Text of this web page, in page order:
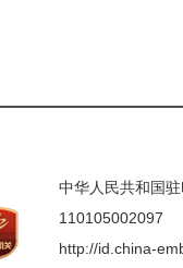
中华人民共和国
110105002097
http://id.china-